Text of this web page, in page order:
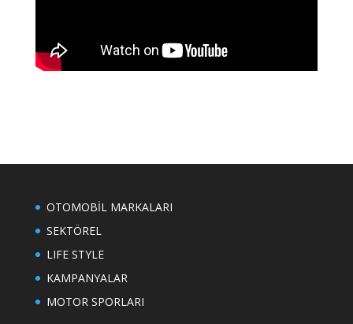
OTOMOBİL MARKALARI
SEKTÖREL
LIFE STYLE
KAMPANYALAR
MOTOR SPORLARI